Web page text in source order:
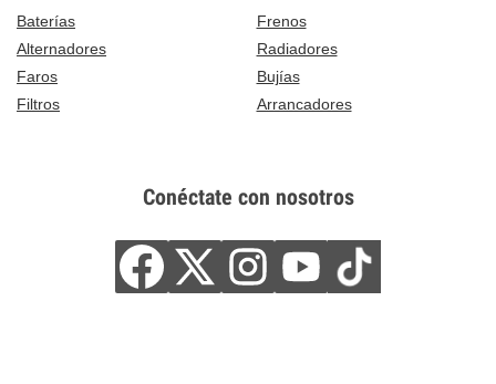
Baterías
Frenos
Alternadores
Radiadores
Faros
Bujías
Filtros
Arrancadores
Conéctate con nosotros